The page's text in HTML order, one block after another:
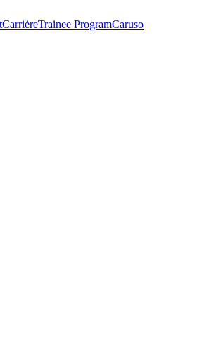
CarrièreTrainee ProgramCaruso